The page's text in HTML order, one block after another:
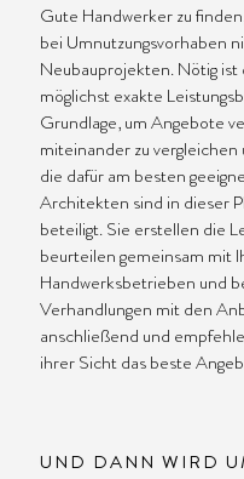
Gute Handwerker zu
bei Umnutzungsvorhaben
Neubauprojekten. Nötig
möglichst exakte
Grundlage, um Angebote
miteinander zu
die dafür am besten
Architekten sind in dieser
beteiligt. Sie erstellen die
beurteilen gemeinsam mit
Handwerksbetrieben und
Verhandlungen mit den
anschließend und
ihrer Sicht das beste
UND DANN WIRD